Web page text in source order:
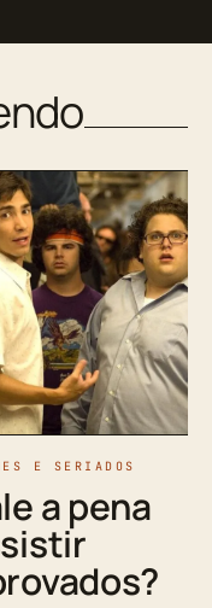
E SERIADOS
a pena